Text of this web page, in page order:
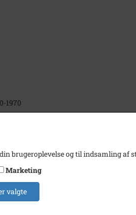
1970
Klosterstræde 16. 1938-
brugeroplevelse og til indsamling af
Marketing
valgte